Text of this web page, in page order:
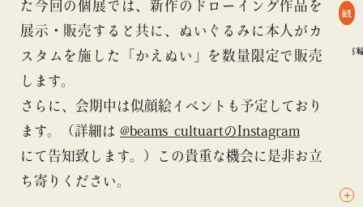
た今回の個展では、新作のドローイング作品を
展示・販売すると共に、ぬいぐるみに本人がカ
スタムを施した「かえぬい」を数量限定で販売
します。
さらに、会期中は似顔絵イベントも予定しており
ます。（詳細は @beams_cultuartのInstagram
にて告知致します。）この貴重な機会に是非お立
ち寄りください。
観
#TOKYO CULTUART by BEAMS #ビームス カルチャー ト 高輪